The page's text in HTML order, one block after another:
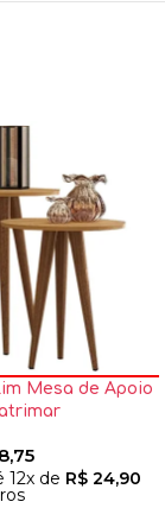
Mesa de Apoio
12x de R$ 24,90